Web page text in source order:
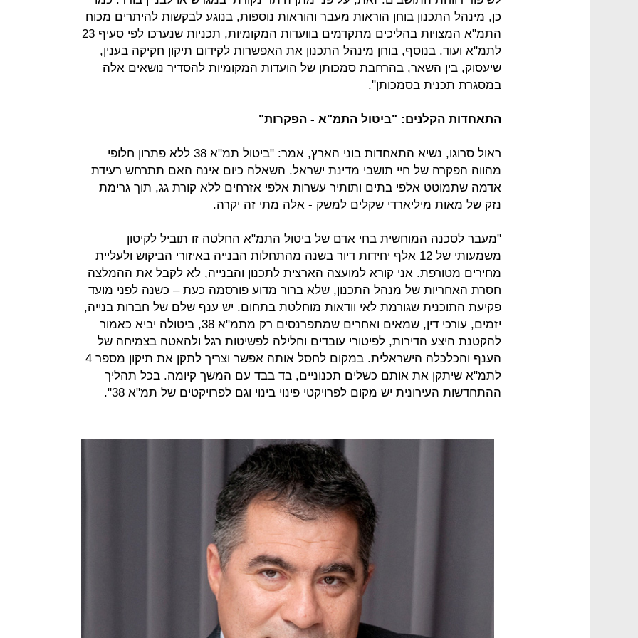
כן, מינהל התכנון בוחן הוראות מעבר והוראות נוספות, בנוגע לבקשות להיתרים מכוח
התמ"א המצויות בהליכים מתקדמים בוועדות המקומיות, תכניות שנערכו לפי סעיף 23
לתמ"א ועוד. בנוסף, בוחן מינהל התכנון את האפשרות לקידום תיקון חקיקה בענין,
שיעסוק, בין השאר, בהרחבת סמכותן של הועדות המקומיות להסדיר נושאים אלה
במסגרת תכנית בסמכותן".
התאחדות הקלנים: "ביטול התמ"א - הפקרות"
ראול סרוגו, נשיא התאחדות בוני הארץ, אמר: "ביטול תמ"א 38 ללא פתרון חלופי
מהווה הפקרה של חיי תושבי מדינת ישראל. השאלה כיום אינה האם תתרחש רעידת
אדמה שתמוטט אלפי בתים ותותיר עשרות אלפי אזרחים ללא קורת גג, תוך גרימת
נזק של מאות מיליארדי שקלים למשק - אלה מתי זה יקרה.
"מעבר לסכנה המוחשית בחי אדם של ביטול התמ"א החלטה זו תוביל לקיטון
משמעותי של 12 אלף יחידות דיור בשנה מהתחלות הבנייה באיזורי הביקוש ולעליית
מחירים מטורפת. אני קורא למועצה הארצית לתכנון והבנייה, לא לקבל את ההמלצה
חסרת האחריות של מנהל התכנון, שלא ברור מדוע פורסמה כעת – כשנה לפני מועד
פקיעת התוכנית שגורמת לאי וודאות מוחלטת בתחום. יש ענף שלם של חברות בנייה,
יזמים, עורכי דין, שמאים ואחרים שמתפרנסים רק מתמ"א 38, ביטולה יביא כאמור
להקטנת היצע הדירות, לפיטורי עובדים וחלילה לפשיטות רגל ולהאטה בצמיחה של
הענף והכלכלה הישראלית. במקום לחסל אותה אפשר וצריך לתקן את תיקון מספר 4
לתמ"א שיתקן את אותם כשלים תכנוניים, בד בבד עם המשך קיומה. בכל תהליך
ההתחדשות העירונית יש מקום לפרויקטי פינוי בינוי וגם לפרויקטים של תמ"א 38".